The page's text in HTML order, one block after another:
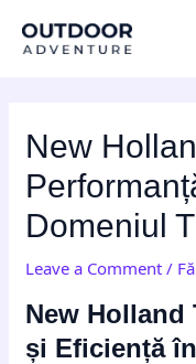
New
Domeniul
Leave a Comment /
New Holland
și Eficiență
navigation